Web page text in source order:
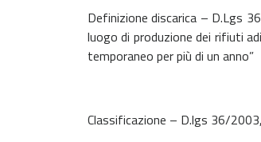
Definizione discarica – D.Lgs
luogo di produzione dei rifiuti
temporaneo per più di un anno”
Classificazione – D.lgs 36/